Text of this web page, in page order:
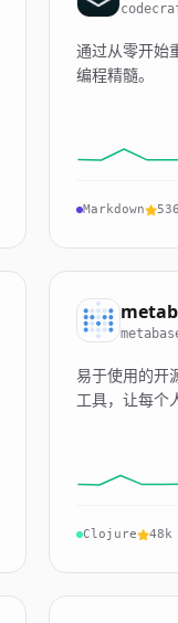
通过从零开始
编程精髓。
Markdown
易于使用的开
工具，让每个
Clojure 48k